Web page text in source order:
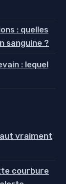
: quelles
sanguine ?
: lequel
vraiment
courbure